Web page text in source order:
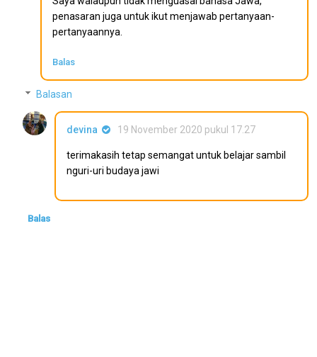
penasaran juga untuk ikut menjawab pertanyaan-
pertanyaannya.
Balas
Balasan
devina 19 November 2020 pukul 17.27
terimakasih tetap semangat untuk belajar sambil
nguri-uri budaya jawi
Balas